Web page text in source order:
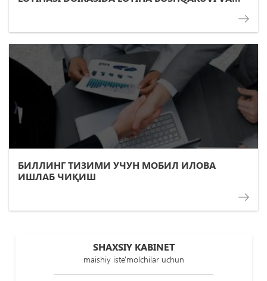
БИЛЛИНГ ТИЗИМИ УЧУН МОБИЛ ИЛОВА
ИШЛАБ ЧИҚИШ
SHAXSIY KABINET
maishiy iste'molchilar uchun